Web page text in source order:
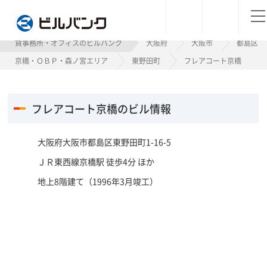
ビルバンク
貸事務所・オフィスのビルバンク 大阪府 大阪市
都島区
京橋・ＯＢＰ・森ノ宮エリア
東野田町 フレアコート京橋
フレアコート京橋のビル情報
大阪府大阪市都島区東野田町1-16-5
ＪＲ東西線京橋駅 徒歩4分 ほか
地上8階建て（1996年3月竣工）